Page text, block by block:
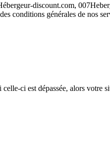
discount.com,
conditions générales de nos
ci est dépassée, alors votre